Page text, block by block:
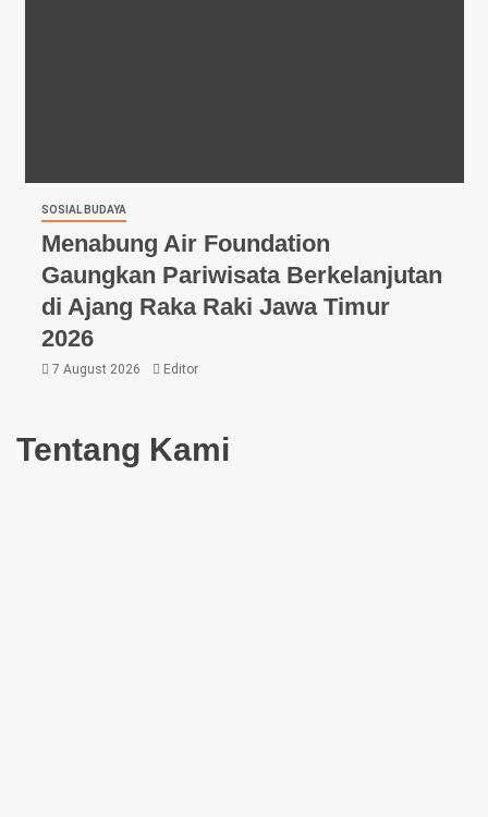
SOSIAL BUDAYA
Menabung Air Foundation
Gaungkan Pariwisata Berkelanjutan
di Ajang Raka Raki Jawa Timur
2026
7 August 2026 Editor
Tentang Kami